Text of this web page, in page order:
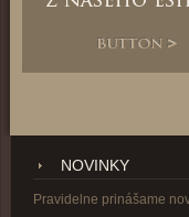
NOVINKY
Pravidelne prinášame